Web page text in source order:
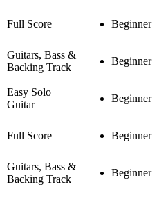
Full Score Beginner
Guitars, Bass &
Backing Track
Beginner
Easy Solo
Guitar
Beginner
Full Score Beginner
Guitars, Bass &
Backing Track
Beginner